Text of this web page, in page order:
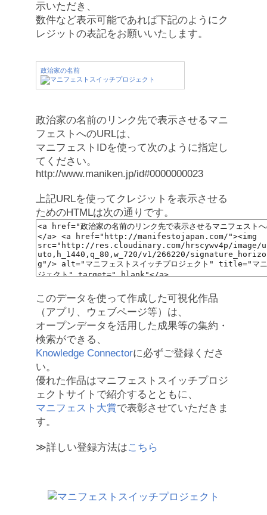
示いただき、
数件など表示可能であれば下記のようにク
レジットの表記をお願いいたします。
政治家の名前
政治家の名前のリンク先で表示させるマニ
フェストへのURLは、
マニフェストIDを使って次のように指定し
てください。
http://www.maniken.jp/id#0000000023
上記URLを使ってクレジットを表示させる
ためのHTMLは次の通りです。
このデータを使って作成した可視化作品
（アプリ、ウェブページ等）は、
オープンデータを活用した成果等の集約・
検索ができる、
Knowledge Connectorに必ずご登録くださ
い。
優れた作品はマニフェストスイッチプロジ
ェクトサイトで紹介するとともに、
マニフェスト大賞で表彰させていただきま
す。
≫詳しい登録方法はこちら